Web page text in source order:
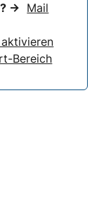
→ Mail
Bereich